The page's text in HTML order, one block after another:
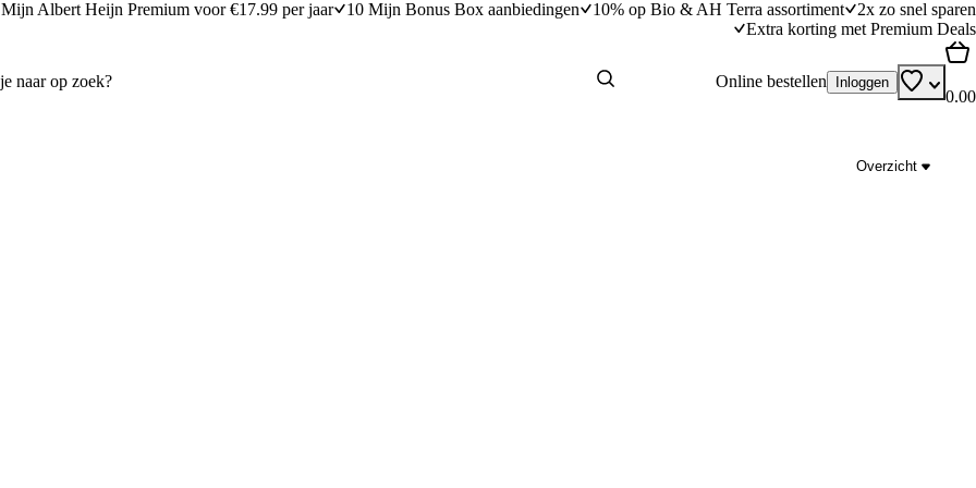
Mijn Albert Heijn Premium voor €17.99 per jaar 10 Mijn Bonus Box aanbiedingen 10% op Bio & AH Terra assortiment
2x zo snel sparen
Extra korting met Premium Deals
Online bestellen Inloggen
0.00
Overzicht